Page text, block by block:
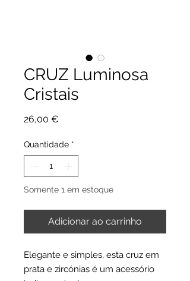
CRUZ Luminosa
Cristais
26,00 €
Quantidade *
Somente 1 em estoque
Adicionar ao carrinho
Elegante e simples, esta cruz em
prata e zircónias é um acessório